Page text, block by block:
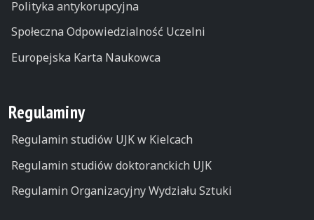
Polityka antykorupcyjna
Społeczna Odpowiedzialność Uczelni
Europejska Karta Naukowca
Regulaminy
Regulamin studiów UJK w Kielcach
Regulamin studiów doktoranckich UJK
Regulamin Organizacyjny Wydziału Sztuki